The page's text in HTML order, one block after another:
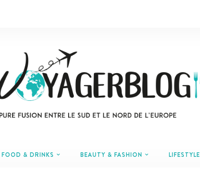
FOOD & DRINKS BEAUTY & FASHION LIFESTYLE